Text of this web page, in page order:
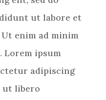
ut labore et
enim ad minim
Lorem ipsum
adipiscing
ut libero